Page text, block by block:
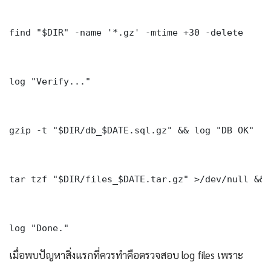
find "$DIR" -name '*.gz' -mtime +30 -delete
log "Verify..."
gzip -t "$DIR/db_$DATE.sql.gz" && log "DB OK"
tar tzf "$DIR/files_$DATE.tar.gz" >/dev/null &&
log "Done."
เมื่อพบปัญหาสิ่งแรกที่ควรทำคือตรวจสอบ log files เพราะ